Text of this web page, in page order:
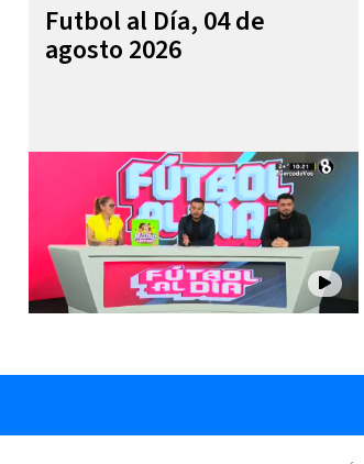
Futbol al Día, 04 de
agosto 2026